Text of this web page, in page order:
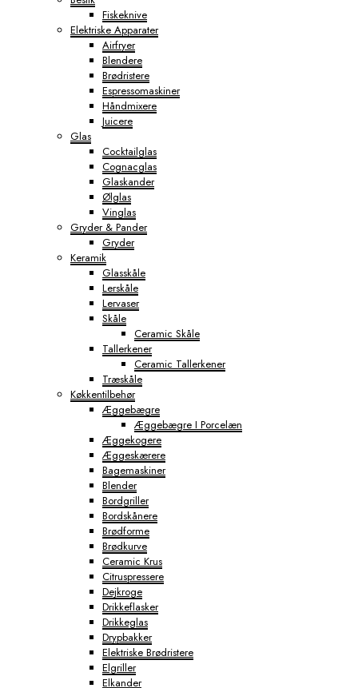
Fiskeknive
Elektriske Apparater
Airfryer
Blendere
Brødristere
Espressomaskiner
Håndmixere
Juicere
Glas
Cocktailglas
Cognacglas
Glaskander
Ølglas
Vinglas
Gryder & Pander
Gryder
Keramik
Glasskåle
Lerskåle
Lervaser
Skåle
Ceramic Skåle
Tallerkener
Ceramic Tallerkener
Træskåle
Køkkentilbehør
Æggebægre
Æggebægre I Porcelæn
Æggekogere
Æggeskærere
Bagemaskiner
Blender
Bordgriller
Bordskånere
Brødforme
Brødkurve
Ceramic Krus
Citruspressere
Dejkroge
Drikkeflasker
Drikkeglas
Drypbakker
Elektriske Brødristere
Elgriller
Elkander